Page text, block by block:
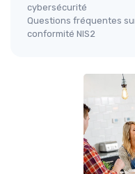
cybersécurité
Questions fréquentes
conformité NIS2